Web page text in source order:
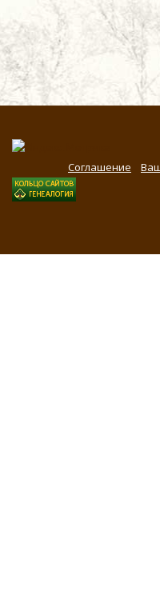
Соглашение